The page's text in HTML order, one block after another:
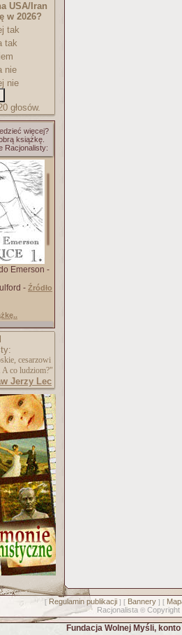
USA/Iran
w 2026?
tak
tak
nie
nie
głosów.
więcej?
książkę.
Racjonalisty:
Emerson -
- Źródło
cesarzowi
A co ludziom?"
Jerzy Lec
[ Regulamin publikacji] [ Bannery] [
Racjonalista © Copyright
Fundacja Wolnej Myśli,